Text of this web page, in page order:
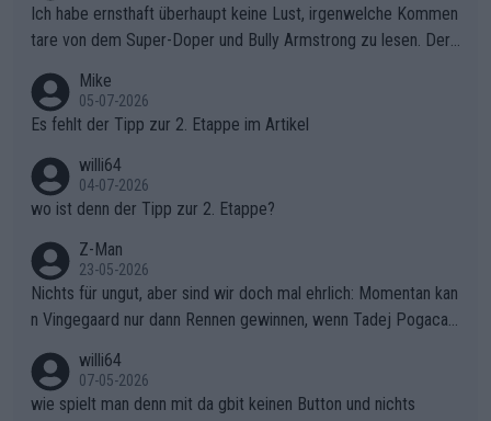
Ich habe ernsthaft überhaupt keine Lust, irgenwelche Kommen
tare von dem Super-Doper und Bully Armstrong zu lesen. Der
r die gehört nicht in dieses Medium!
Mike
05-07-2026
Es fehlt der Tipp zur 2. Etappe im Artikel
willi64
04-07-2026
wo ist denn der Tipp zur 2. Etappe?
Z-Man
23-05-2026
Nichts für ungut, aber sind wir doch mal ehrlich: Momentan kan
n Vingegaard nur dann Rennen gewinnen, wenn Tadej Pogacar
willi64
07-05-2026
wie spielt man denn mit da gbit keinen Button und nichts